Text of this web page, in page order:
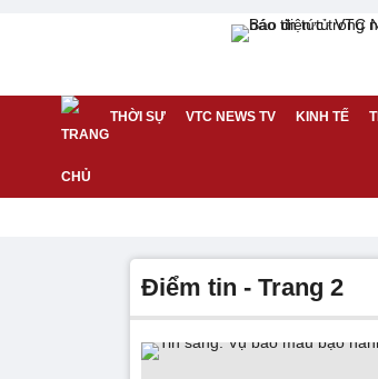
THỜI SỰ VTC NEWS TV KINH TẾ
điểm tin - Trang 2